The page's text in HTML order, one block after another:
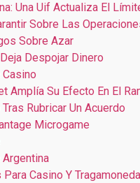
Una Uif Actualiza El
Sobre Las
Sobre Azar
Despojar Dinero
Amplía Su Efecto En El
Tras Rubricar Un Acuerdo
Microgame
Casino Y